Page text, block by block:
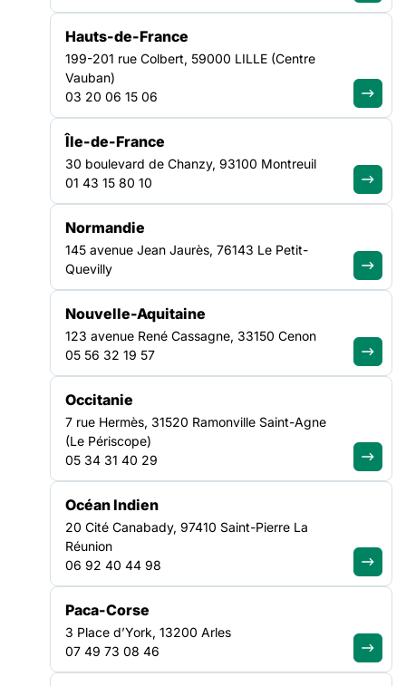
Facebook //Linkedin // Twitter // Instagram
Signatures d’emails :
Génériques :
À Imprimer :
(Formats Indesign sur demande)
AFFICHES :
Les formats sont en A2. Les fichiers pdf en haute définition
vous permettent de les
imprimer dans d’autres formats homothétiques
AFFICHE format A2 Cherche reconnaissance pour l’aide
soignant.e
Hauts-de-France
199-201 rue Colbert, 59000 LILLE (Centre
Vauban)
03 20 06 15 06
Île-de-France
30 boulevard de Chanzy, 93100 Montreuil
01 43 15 80 10
Normandie
145 avenue Jean Jaurès, 76143 Le Petit-
Quevilly
Nouvelle-Aquitaine
123 avenue René Cassagne, 33150 Cenon
05 56 32 19 57
Occitanie
7 rue Hermès, 31520 Ramonville Saint-Agne
(Le Périscope)
05 34 31 40 29
Océan Indien
20 Cité Canabady, 97410 Saint-Pierre La
Réunion
06 92 40 44 98
Paca-Corse
3 Place d’York, 13200 Arles
07 49 73 08 46